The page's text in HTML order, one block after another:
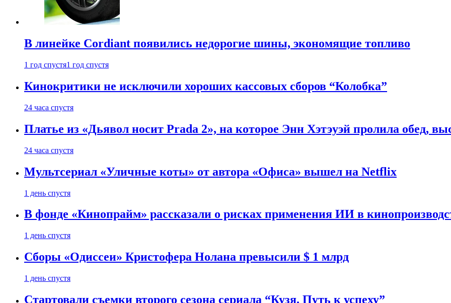
В линейке Cordiant появились недорогие шины, экономящие топливо
1 год спустя1 год спустя
Кинокритики не исключили хороших кассовых сборов “Колобка”
24 часа спустя
Платье из «Дьявол носит Prada 2», на которое Энн Хэтэуэй пролила обед,
24 часа спустя
Мультсериал «Уличные коты» от автора «Офиса» вышел на Netflix
1 день спустя
В фонде «Кинопрайм» рассказали о рисках применения ИИ в
1 день спустя
Сборы «Одиссеи» Кристофера Нолана превысили $ 1 млрд
1 день спустя
Стартовали съемки второго сезона сериала “Кузя. Путь к успеху”